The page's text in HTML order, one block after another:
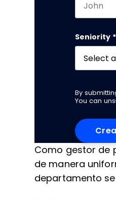
Seniority *
By
You can
Como gestor de
de manera
departamento